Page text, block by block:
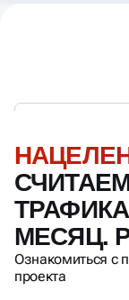
МЕСЯЦ.
Ознакомиться с